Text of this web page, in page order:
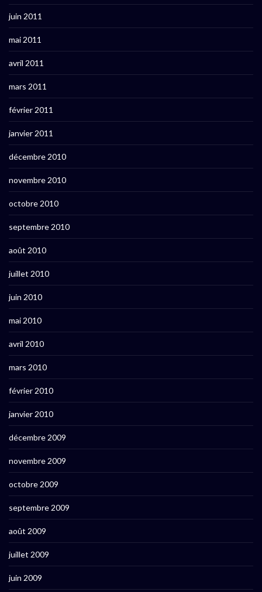
juin 2011
mai 2011
avril 2011
mars 2011
février 2011
janvier 2011
décembre 2010
novembre 2010
octobre 2010
septembre 2010
août 2010
juillet 2010
juin 2010
mai 2010
avril 2010
mars 2010
février 2010
janvier 2010
décembre 2009
novembre 2009
octobre 2009
septembre 2009
août 2009
juillet 2009
juin 2009